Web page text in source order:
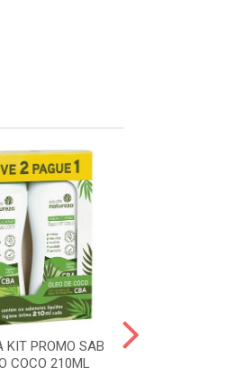
KIT PROMO SAB
COCO 210ML